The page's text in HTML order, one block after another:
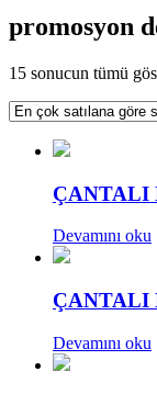
promosyon
15 sonucun tümü
ÇANTALI
Devamını oku
ÇANTALI
Devamını oku